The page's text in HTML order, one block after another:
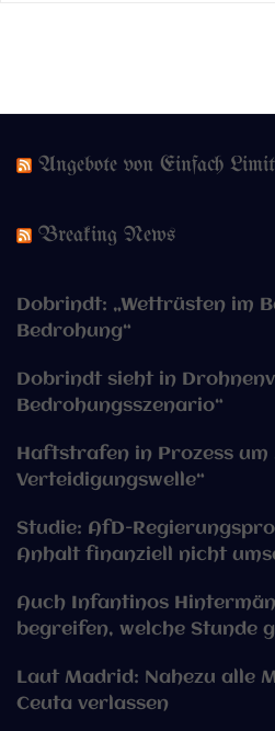
Angebote von Einfach
Breaking News
Dobrindt: „Wettrüsten im
Bedrohung“
Dobrindt sieht in
Bedrohungsszenario“
Haftstrafen in Prozess um
Verteidigungswelle“
Studie: AfD-
Anhalt finanziell nicht
Auch Infantinos
begreifen, welche Stunde
Laut Madrid: Nahezu alle
Ceuta verlassen